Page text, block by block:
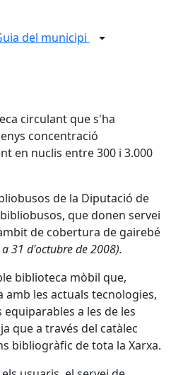
del municipi
circulant que s'ha
concentració
en nuclis entre 300 i 3.000
de la Diputació de
bibliobusos, que donen servei
de cobertura de gairebé
31 d'octubre de 2008).
biblioteca mòbil que,
les actuals tecnologies,
a les de les
que a través del catàlec
bibliogràfic de tota la Xarxa.